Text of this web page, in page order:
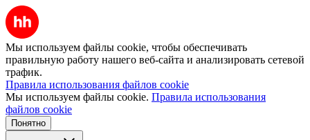
Мы используем файлы cookie, чтобы обеспечивать
правильную работу нашего веб-сайта и анализировать сетевой
трафик.
Правила использования файлов cookie
Мы используем файлы cookie. Правила использования
файлов cookie
Понятно